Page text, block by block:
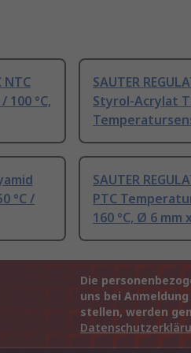
NTC
100 °C,
SAUTER
Styrol-Acrylat
°C /
SAUTER
PTC
160 °C, Ø 6 mm
Die
uns bei
stellen, werden